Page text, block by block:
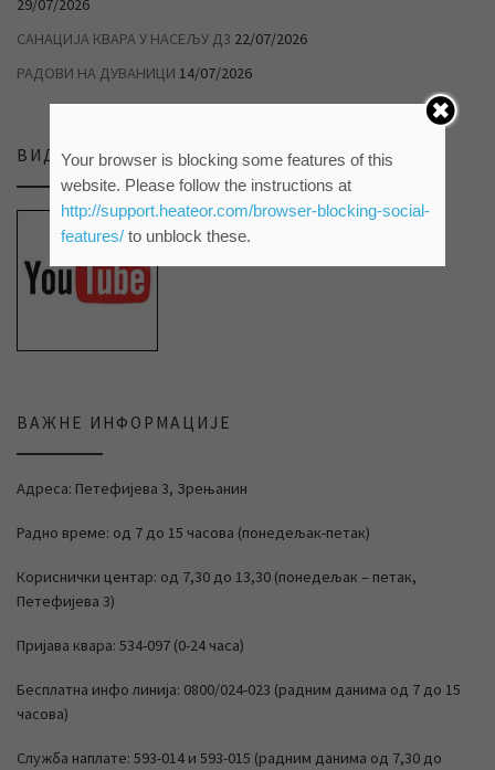
29/07/2026
САНАЦИЈА КВАРА У НАСЕЉУ Д3 22/07/2026
РАДОВИ НА ДУВАНИЦИ 14/07/2026
ВИДЕО ПРИЛОЗИ НА НАШЕМ ЈУТЈУБ КАНАЛУ
ВАЖНЕ ИНФОРМАЦИЈЕ
Адреса: Петефијева 3, Зрењанин
Радно време: од 7 до 15 часова (понедељак-петак)
Кориснички центар: од 7,30 до 13,30 (понедељак – петак,
Петефијева 3)
Пријава квара: 534-097 (0-24 часа)
Бесплатна инфо линија: 0800/024-023 (радним данима од 7 до 15
часова)
Служба наплате: 593-014 и 593-015 (радним данима од 7,30 до
Your browser is blocking some features of this
website. Please follow the instructions at
http://support.heateor.com/browser-blocking-social-
features/to unblock these.